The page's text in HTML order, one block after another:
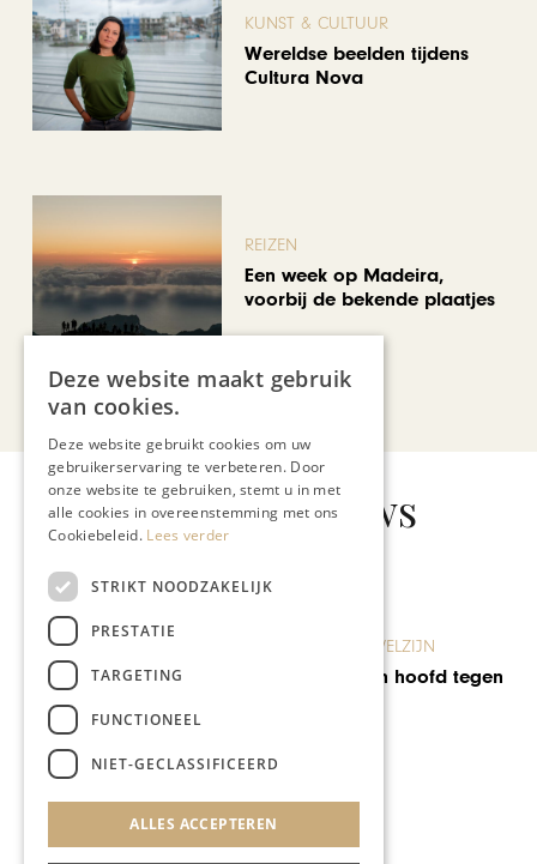
KUNST & CULTUUR
Wereldse beelden tijdens
Cultura Nova
REIZEN
Een week op Madeira,
voorbij de bekende plaatjes
Bekijk alle artikelen
Gerelateerd nieuws
GEZONDHEID & WELZIJN
Met hart, ziel en hoofd tegen
Deze website maakt gebruik
van cookies.
Deze website gebruikt cookies om uw
gebruikerservaring te verbeteren. Door
onze website te gebruiken, stemt u in met
alle cookies in overeenstemming met ons
Cookiebeleid. Lees verder
STRIKT NOODZAKELIJK
PRESTATIE
TARGETING
FUNCTIONEEL
NIET-GECLASSIFICEERD
ALLES ACCEPTEREN